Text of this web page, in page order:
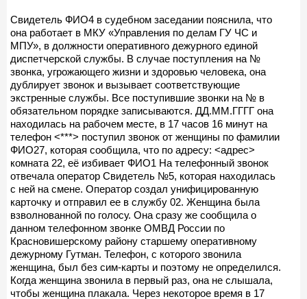
Свидетель ФИО4 в судебном заседании пояснила, что
она работает в МКУ «Управления по делам ГУ ЧС и
МПУ», в должности оперативного дежурного единой
диспетчерской службы. В случае поступления на №
звонка, угрожающего жизни и здоровью человека, она
дублирует звонок и вызывает соответствующие
экстренные службы. Все поступившие звонки на № в
обязательном порядке записываются. ДД.ММ.ГГГГ она
находилась на рабочем месте, в 17 часов 16 минут на
телефон <***> поступил звонок от женщины по фамилии
ФИО27, которая сообщила, что по адресу: <адрес>
комната 22, её избивает ФИО1 На телефонный звонок
отвечала оператор Свидетель №5, которая находилась
с ней на смене. Оператор создал унифицированную
карточку и отправил ее в службу 02. Женщина была
взволнованной по голосу. Она сразу же сообщила о
данном телефонном звонке ОМВД России по
Красновишерскому району старшему оперативному
дежурному Гутман. Телефон, с которого звонила
женщина, был без сим-карты и поэтому не определился.
Когда женщина звонила в первый раз, она не слышала,
чтобы женщина плакала. Через некоторое время в 17